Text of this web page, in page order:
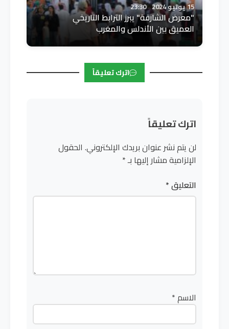
15 يونيو 2024 23:30
"معرض الشارقة" يبرز الترابط التاريخي
العميق بين الأندلس والمغرب
اترك تعليقاً
اترك تعليقاً
لن يتم نشر عنوان بريدك الإلكتروني. الحقول
الإلزامية مشار إليها بـ*
التعليق*
الاسم*